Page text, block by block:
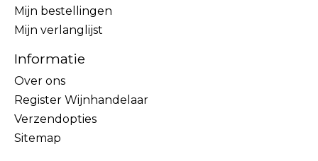
Mijn bestellingen
Mijn verlanglijst
Informatie
Over ons
Register Wijnhandelaar
Verzendopties
Sitemap